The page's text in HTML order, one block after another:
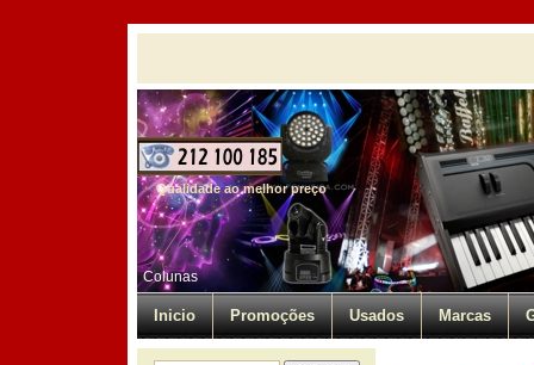
Qualidade ao melhor preço
Colunas
Inicio Promoções Usados Marcas